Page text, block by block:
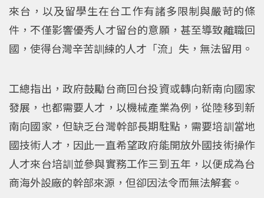
來台，以及留學生在台工作有諸多限制與嚴苛的條
件，不僅影響優秀人才留台的意願，甚至導致離職回
國，使得台灣辛苦訓練的人才「流」失，無法留用。
工總指出，政府鼓勵台商回台投資或轉向新南向國家
發展，也都需要人才，以機械產業為例，從陸移到新
南向國家，但缺乏台灣幹部長期駐點，需要培訓當地
國技術人才，因此一直希望政府能開放外國技術操作
人才來台培訓並參與實務工作三到五年，以便成為台
商海外設廠的幹部來源，但卻因法令而無法解套。